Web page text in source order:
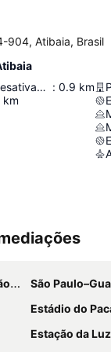
904, Atibaia, Brasil
Estação Ferroviária Atibaia (desativada) : 0.9 km
km
São
Estádio do Pacaembu - Estádio
Estação da Luz